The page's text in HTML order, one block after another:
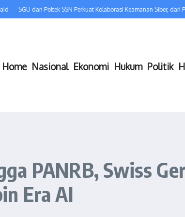
dan Poltek SSN Perkuat Kolaborasi Keamanan Siber, dari
Home Nasional Ekonomi Hukum Politik
PANRB, Swiss
Era AI